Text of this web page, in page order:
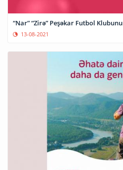
“Nar” “Zirə” Peşəkar Futbol
13-08-2021